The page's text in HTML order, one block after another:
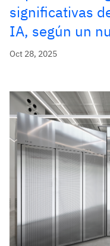
significativas
IA, según un
Oct 28, 2025